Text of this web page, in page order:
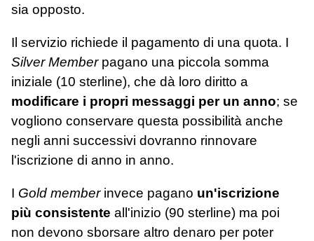
sia opposto.
Il servizio richiede il pagamento di una quota. I
Silver Memberpagano una piccola somma
iniziale (10 sterline), che dà loro diritto a
modificare i propri messaggi per un anno; se
vogliono conservare questa possibilità anche
negli anni successivi dovranno rinnovare
l'iscrizione di anno in anno.
I Gold memberinvece pagano un'iscrizione
più consistente all'inizio (90 sterline) ma poi
non devono sborsare altro denaro per poter